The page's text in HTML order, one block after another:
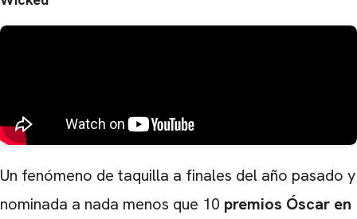
Un fenómeno de taquilla a finales del año pasado y
nominada a nada menos que 10 premios Óscar en